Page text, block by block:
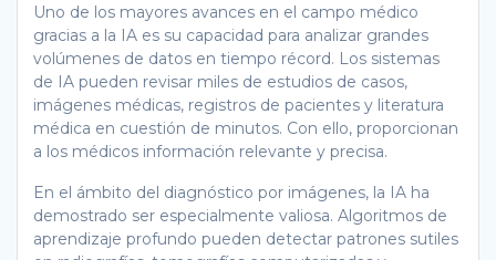
Uno de los mayores avances en el campo médico
gracias a la IA es su capacidad para analizar grandes
volúmenes de datos en tiempo récord. Los sistemas
de IA pueden revisar miles de estudios de casos,
imágenes médicas, registros de pacientes y literatura
médica en cuestión de minutos. Con ello, proporcionan
a los médicos información relevante y precisa.
En el ámbito del diagnóstico por imágenes, la IA ha
demostrado ser especialmente valiosa. Algoritmos de
aprendizaje profundo pueden detectar patrones sutiles